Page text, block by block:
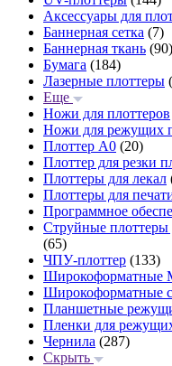
Аксессуары для
Баннерная сетка (7)
Баннерная ткань (90)
Бумага (184)
Лазерные плоттеры
Еще
Ножи для плоттеров
Ножи для режущих
Плоттер А0 (20)
Плоттер для резки
Плоттеры для лекал
Плоттеры для
Программное
Струйные плоттеры
(65)
ЧПУ-плоттер (133)
Широкоформатные
Планшетные
Пленки для
Чернила (287)
Скрыть